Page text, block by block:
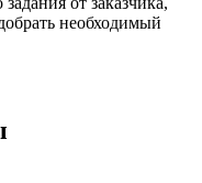
необходимый